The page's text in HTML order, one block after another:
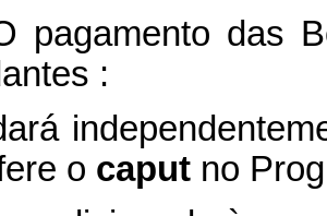
pagamento das
:
o caput no